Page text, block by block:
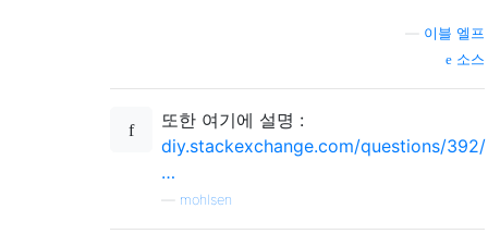
이블 엘프
소스
또한 여기에 설명 :
diy.stackexchange.com/questions/392/
…
mohlsen